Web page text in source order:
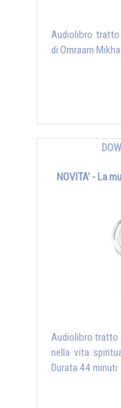
Audiolibro tratto
di Omraam
NOVITA' - La
Audiolibro tratto
nella vita
Durata 44 minuti